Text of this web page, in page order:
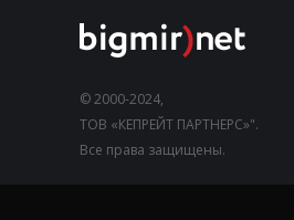
© 2000-2024,
ТОВ «КЕПРЕЙТ ПАРТНЕРС»".
Все права защищены.